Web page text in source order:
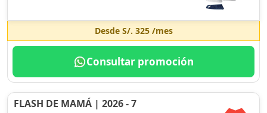
Desde S/. 325/mes
Consultar promoción
FLASH DE MAMÁ | 2026 - 7